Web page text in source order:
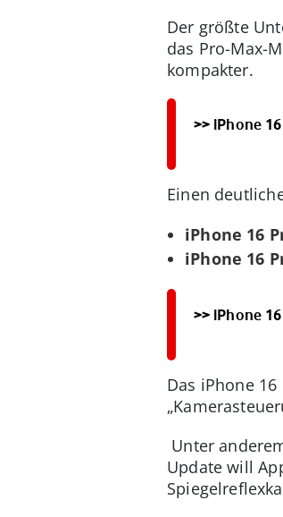
Der größte
das Pro-Max-
kompakter.
>> iPhone
Einen
iPhone 16
iPhone 16
>> iPhone
Das iPhone
Unter
Update will